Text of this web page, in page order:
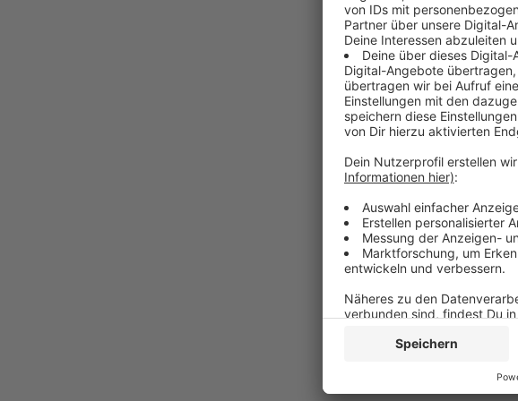
gebe
zu
sei
weiter
Anzeige